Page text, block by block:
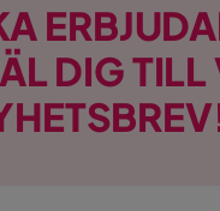
DIG TILL